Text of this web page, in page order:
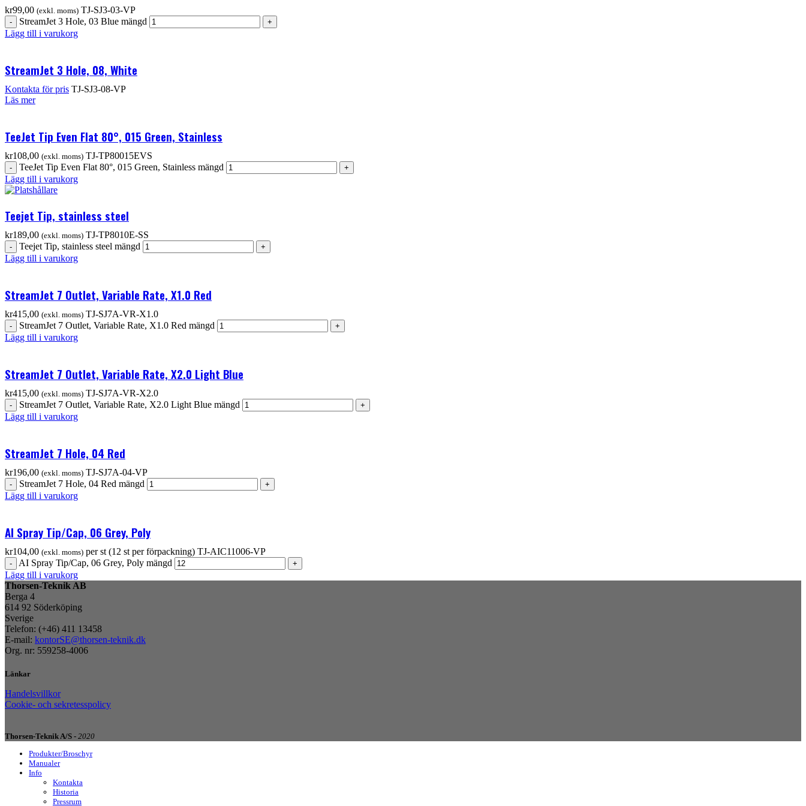
kr99,00 (exkl. moms) TJ-SJ3-03-VP
StreamJet 3 Hole, 03 Blue mängd
Lägg till i varukorg
StreamJet 3 Hole, 08, White
Kontakta för pris TJ-SJ3-08-VP
Läs mer
TeeJet Tip Even Flat 80°, 015 Green, Stainless
kr108,00 (exkl. moms) TJ-TP80015EVS
TeeJet Tip Even Flat 80°, 015 Green, Stainless mängd
Lägg till i varukorg
Teejet Tip, stainless steel
kr189,00 (exkl. moms) TJ-TP8010E-SS
Teejet Tip, stainless steel mängd
Lägg till i varukorg
StreamJet 7 Outlet, Variable Rate, X1.0 Red
kr415,00 (exkl. moms) TJ-SJ7A-VR-X1.0
StreamJet 7 Outlet, Variable Rate, X1.0 Red mängd
Lägg till i varukorg
StreamJet 7 Outlet, Variable Rate, X2.0 Light Blue
kr415,00 (exkl. moms) TJ-SJ7A-VR-X2.0
StreamJet 7 Outlet, Variable Rate, X2.0 Light Blue mängd
Lägg till i varukorg
StreamJet 7 Hole, 04 Red
kr196,00 (exkl. moms) TJ-SJ7A-04-VP
StreamJet 7 Hole, 04 Red mängd
Lägg till i varukorg
AI Spray Tip/Cap, 06 Grey, Poly
kr104,00 (exkl. moms) per st (12 st per förpackning) TJ-AIC11006-VP
AI Spray Tip/Cap, 06 Grey, Poly mängd
Lägg till i varukorg
Thorsen-Teknik AB
Berga 4
614 92 Söderköping
Sverige
Telefon: (+46) 411 13458
E-mail: kontorSE@thorsen-teknik.dk
Org. nr: 559258-4006
Länkar
Handelsvillkor
Cookie- och sekretesspolicy
Thorsen-Teknik A/S - 2020
Produkter/Broschyr
Manualer
Info
Kontakta
Historia
Pressrum